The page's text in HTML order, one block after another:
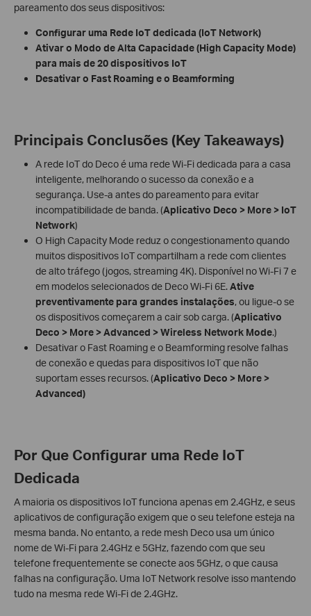
pareamento dos seus dispositivos:
Configurar uma Rede IoT dedicada (IoT Network)
Ativar o Modo de Alta Capacidade (High Capacity Mode)
para mais de 20 dispositivos IoT
Desativar o Fast Roaming e o Beamforming
Principais Conclusões (Key Takeaways)
A rede IoT do Deco é uma rede Wi-Fi dedicada para a casa
inteligente, melhorando o sucesso da conexão e a
segurança. Use-a antes do pareamento para evitar
incompatibilidade de banda. (Aplicativo Deco > More > IoT
Network)
O High Capacity Mode reduz o congestionamento quando
muitos dispositivos IoT compartilham a rede com clientes
de alto tráfego (jogos, streaming 4K). Disponível no Wi-Fi 7 e
em modelos selecionados de Deco Wi-Fi 6E.Ative
preventivamente para grandes instalações, ou ligue-o se
os dispositivos começarem a cair sob carga. (Aplicativo
Deco > More > Advanced > Wireless Network Mode.)
Desativar o Fast Roaming e o Beamforming resolve falhas
de conexão e quedas para dispositivos IoT que não
suportam esses recursos. (Aplicativo Deco > More >
Advanced)
Por Que Configurar uma Rede IoT
Dedicada
A maioria os dispositivos IoT funciona apenas em 2.4GHz, e seus
aplicativos de configuração exigem que o seu telefone esteja na
mesma banda. No entanto, a rede mesh Deco usa um único
nome de Wi-Fi para 2.4GHz e 5GHz, fazendo com que seu
telefone frequentemente se conecte aos 5GHz, o que causa
falhas na configuração. Uma IoT Network resolve isso mantendo
tudo na mesma rede Wi-Fi de 2.4GHz.